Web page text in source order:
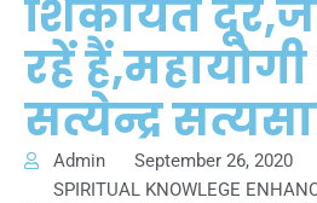
शिकायत
रहें हैं,महायोगी
सत्येन्द्र
Admin
September 26, 2020
SPIRITUAL KNOWLEGE